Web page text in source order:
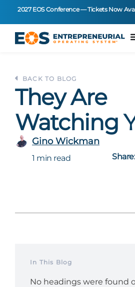
2027 EOS Conference — Tickets Now
BACK TO BLOG
They Are
Watching
Gino Wickman
1 min read Share:
In This Blog
No headings were found